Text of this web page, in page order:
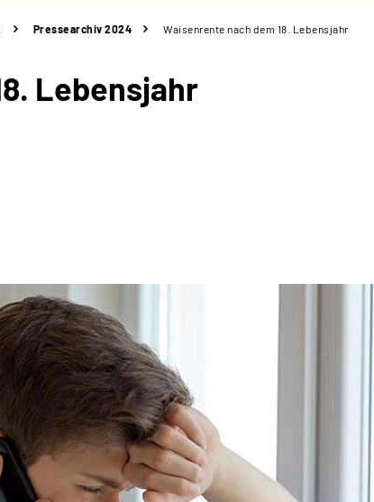
Pressearchiv 2024 Waisenrente nach dem 18. Lebensjahr
Lebensjahr